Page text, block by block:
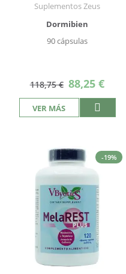
Suplementos Zeus
Dormibien
90 cápsulas
118,75 € Precio
especial
88,25 €
VER MÁS
-19%